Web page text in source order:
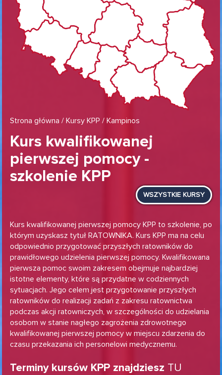
Strona główna / Kursy KPP / Kampinos
Kurs kwalifikowanej
pierwszej pomocy -
szkolenie KPP
WSZYSTKIE KURSY
Kurs kwalifikowanej pierwszej pomocy KPP to szkolenie, po
którym uzyskasz tytuł RATOWNIKA. Kurs KPP ma na celu
odpowiednio przygotować przyszłych ratowników do
prawidłowego udzielenia pierwszej pomocy. Kwalifikowana
pierwsza pomoc swoim zakresem obejmuje najbardziej
istotne elementy, które są przydatne w codziennych
sytuacjach. Jego celem jest przygotowanie przyszłych
ratowników do realizacji zadań z zakresu ratownictwa
podczas akcji ratowniczych, w szczególności do udzielania
osobom w stanie nagłego zagrożenia zdrowotnego
kwalifikowanej pierwszej pomocy w miejscu zdarzenia do
czasu przekazania ich personelowi medycznemu.
Terminy kursów KPP znajdziesz TU